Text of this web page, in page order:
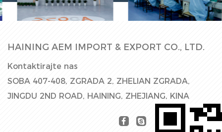
Tvornička hala Proizvodna linija
HAINING AEM IMPORT & EXPORT CO., LTD.
Kontaktirajte nas
SOBA 407-408, ZGRADA 2, ZHELIAN ZGRADA,
JINGDU 2ND ROAD, HAINING, ZHEJIANG, KINA